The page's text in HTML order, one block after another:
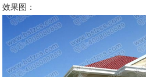
效果图：